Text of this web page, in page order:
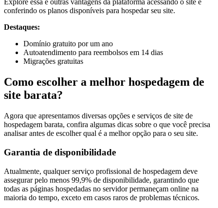
Explore essa e outras vantagens da plataforma acessando o site e
conferindo os planos disponíveis para hospedar seu site.
Destaques:
Domínio gratuito por um ano
Autoatendimento para reembolsos em 14 dias
Migrações gratuitas
Como escolher a melhor hospedagem de
site barata?
Agora que apresentamos diversas opções e serviços de site de
hospedagem barata, confira algumas dicas sobre o que você precisa
analisar antes de escolher qual é a melhor opção para o seu site.
Garantia de disponibilidade
Atualmente, qualquer serviço profissional de hospedagem deve
assegurar pelo menos 99,9% de disponibilidade, garantindo que
todas as páginas hospedadas no servidor permaneçam online na
maioria do tempo, exceto em casos raros de problemas técnicos.